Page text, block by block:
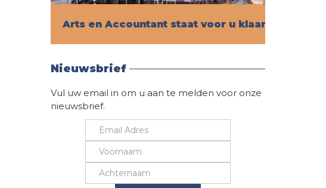
Arts en Accountant staat voor u klaar!
Nieuwsbrief
Vul uw email in om u aan te melden voor onze
nieuwsbrief.